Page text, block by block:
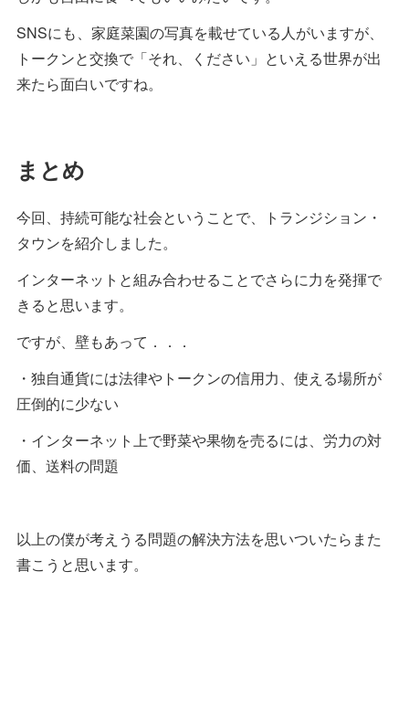
SNSにも、家庭菜園の写真を載せている人がいますが、
トークンと交換で「それ、ください」といえる世界が出
来たら面白いですね。
まとめ
今回、持続可能な社会ということで、トランジション・
タウンを紹介しました。
インターネットと組み合わせることでさらに力を発揮で
きると思います。
ですが、壁もあって．．．
・独自通貨には法律やトークンの信用力、使える場所が
圧倒的に少ない
・インターネット上で野菜や果物を売るには、労力の対
価、送料の問題
以上の僕が考えうる問題の解決方法を思いついたらまた
書こうと思います。